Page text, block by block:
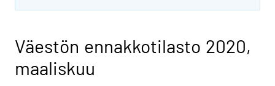
Väestön ennakkotilasto 2020,
maaliskuu